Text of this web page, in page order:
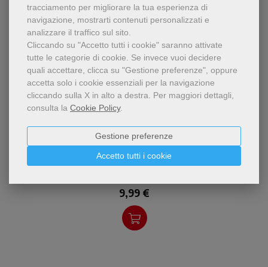
tracciamento per migliorare la tua esperienza di
navigazione, mostrarti contenuti personalizzati e
analizzare il traffico sul sito.
Cliccando su "Accetto tutti i cookie" saranno attivate
tutte le categorie di cookie. Se invece vuoi decidere
quali accettare, clicca su "Gestione preferenze", oppure
accetta solo i cookie essenziali per la navigazione
cliccando sulla X in alto a destra. Per maggiori dettagli,
consulta la Cookie Policy.
Accetto tutti i cookie
Gestione preferenze
I giovani di oggi, digitali,
interattivi, emotivi e
distanti dalla religione e
dalle chiese, possono avere
Giovani e Bibbia «narrativa». Metodi
attivi e interattivi per l'incontro con la
parola di Dio
Alessandro Zavattini
9,99 €